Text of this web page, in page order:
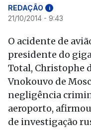
REDAÇÃO i
21/10/2014 - 9:43
O acidente de
presidente do
Total, Christophe
Vnokouvo de
negligência
aeroporto,
de investigação